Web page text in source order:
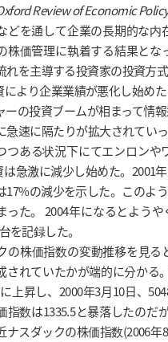
Review of Economic
どを通して企業の長期的な
株価管理に執着する結果と
れを主導する投資家の投資方
により企業業績が悪化し始め
ーの投資ブームが相まって情
急速に隔たりが拡大されてい
つある状況下にてエンロン
は急激に減少し始めた。2001
17%の減少を示した。このよ
った。 2004年になるとよう
を記録した。
の株価指数の変動推移を見
されていたかが端的に分かる
上昇し、2000年3月10日、
指数は1335.5と暴落したのだ
ナスダックの株価指数(2006